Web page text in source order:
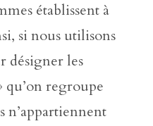
établissent à
si nous utilisons
désigner les
qu’on regroupe
n’appartiennent